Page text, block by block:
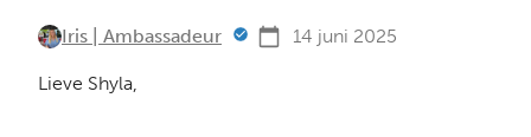
Iris | Ambassadeur 14 juni 2025
Lieve Shyla,